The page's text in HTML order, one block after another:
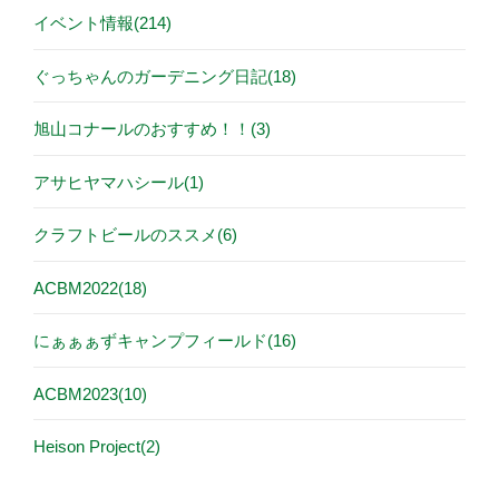
イベント情報(214)
ぐっちゃんのガーデニング日記(18)
旭山コナールのおすすめ！！(3)
アサヒヤマハシール(1)
クラフトビールのススメ(6)
ACBM2022(18)
にぁぁぁずキャンプフィールド(16)
ACBM2023(10)
Heison Project(2)